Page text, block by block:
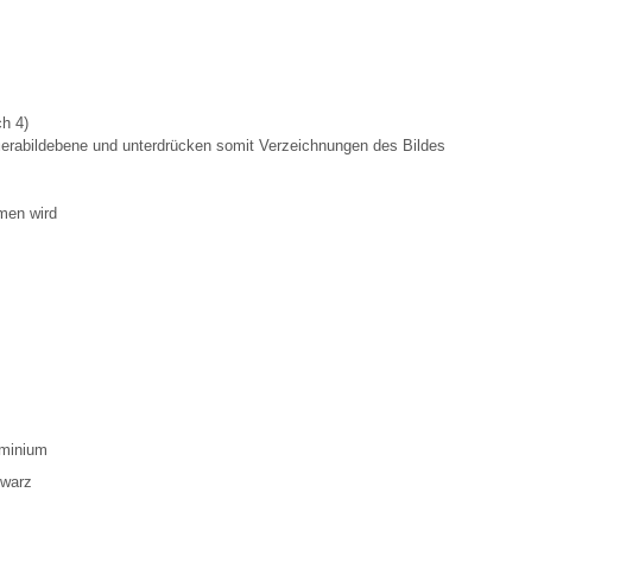
4)
und unterdrücken somit Verzeichnungen des Bildes
wird